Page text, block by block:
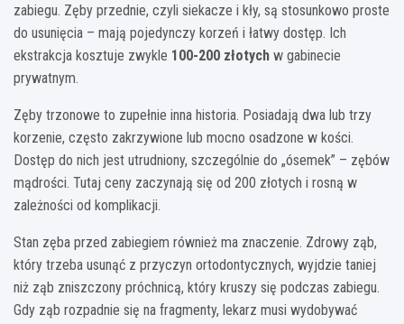
zabiegu. Zęby przednie, czyli siekacze i kły, są stosunkowo proste
do usunięcia – mają pojedynczy korzeń i łatwy dostęp. Ich
ekstrakcja kosztuje zwykle 100-200 złotych w gabinecie
prywatnym.
Zęby trzonowe to zupełnie inna historia. Posiadają dwa lub trzy
korzenie, często zakrzywione lub mocno osadzone w kości.
Dostęp do nich jest utrudniony, szczególnie do „ósemek” – zębów
mądrości. Tutaj ceny zaczynają się od 200 złotych i rosną w
zależności od komplikacji.
Stan zęba przed zabiegiem również ma znaczenie. Zdrowy ząb,
który trzeba usunąć z przyczyn ortodontycznych, wyjdzie taniej
niż ząb zniszczony próchnicą, który kruszy się podczas zabiegu.
Gdy ząb rozpadnie się na fragmenty, lekarz musi wydobywać